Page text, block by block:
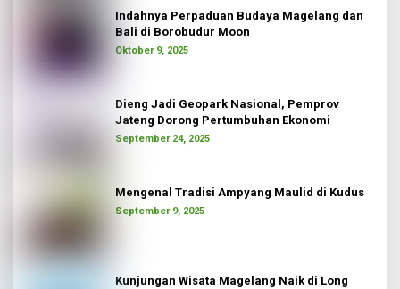
Indahnya Perpaduan Budaya Magelang dan
Bali di Borobudur Moon
Oktober 9, 2025
Dieng Jadi Geopark Nasional, Pemprov
Jateng Dorong Pertumbuhan Ekonomi
September 24, 2025
Mengenal Tradisi Ampyang Maulid di Kudus
September 9, 2025
Kunjungan Wisata Magelang Naik di Long